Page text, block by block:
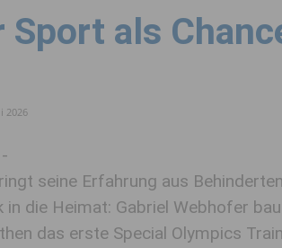
Sport als
2026
seine Erfahrung aus
in die Heimat: Gabriel Webhofer
das erste Special Olympics